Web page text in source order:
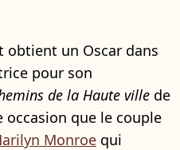
obtient un Oscar dans
pour son
de la Haute ville de
occasion que le couple
Monroe qui